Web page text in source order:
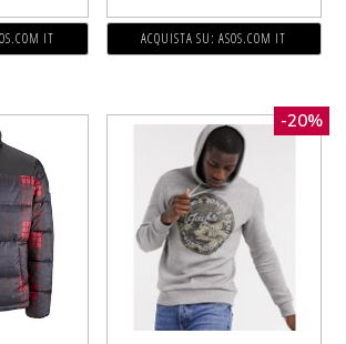
IT ACQUISTA SU: ASOS.COM IT
-20%